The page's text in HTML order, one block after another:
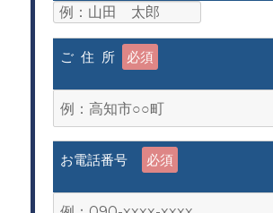
ご 住 所 必須
お電話番号 必須